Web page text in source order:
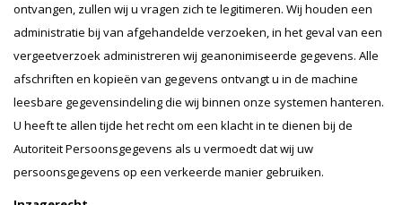
ontvangen, zullen wij u vragen zich te legitimeren. Wij houden een
administratie bij van afgehandelde verzoeken, in het geval van een
vergeetverzoek administreren wij geanonimiseerde gegevens. Alle
afschriften en kopieën van gegevens ontvangt u in de machine
leesbare gegevensindeling die wij binnen onze systemen hanteren.
U heeft te allen tijde het recht om een klacht in te dienen bij de
Autoriteit Persoonsgegevens als u vermoedt dat wij uw
persoonsgegevens op een verkeerde manier gebruiken.